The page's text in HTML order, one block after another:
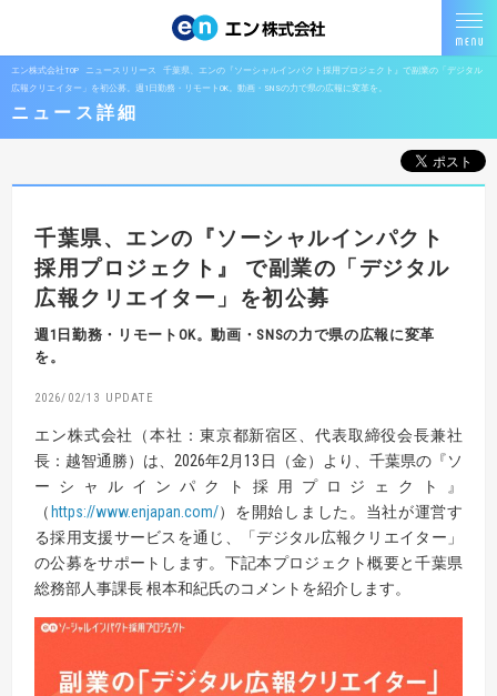
エン株式会社TOP ニュースリリース
千葉県、エンの『ソーシャルインパクト採用プロジェクト』で副業の「デジタル
広報クリエイター」を初公募。週1日勤務・リモートOK。動画・SNSの力で県の広報に変革を。
ニュース詳細
千葉県、エンの『ソーシャルインパクト
採用プロジェクト』 で副業の「デジタル
広報クリエイター」を初公募
週1日勤務・リモートOK。動画・SNSの力で県の広報に変革
を。
2026/02/13
エン株式会社（本社：東京都新宿区、代表取締役会長兼社
長：越智通勝）は、2026年2月13日（金）より、千葉県の『ソ
ーシャルインパクト採用プロジェクト』
（https://www.enjapan.com/）を開始しました。当社が運営す
る採用支援サービスを通じ、「デジタル広報クリエイター」
の公募をサポートします。下記本プロジェクト概要と千葉県
総務部人事課長 根本和紀氏のコメントを紹介します。